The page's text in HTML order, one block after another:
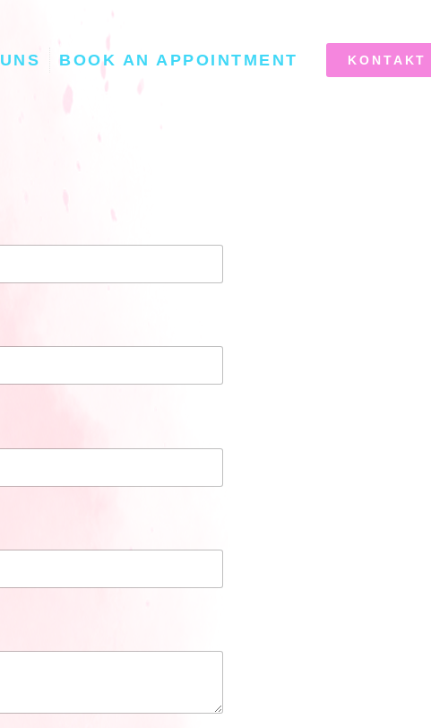
BOOK AN APPOINTMENT KONTAKT